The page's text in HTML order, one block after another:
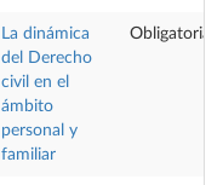
La dinámica
del Derecho
civil en el
ámbito
personal y
familiar
Obligatoria